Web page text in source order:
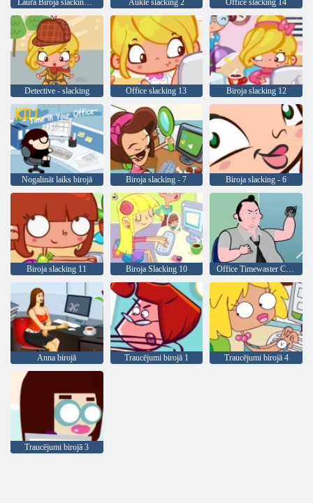
Detective - slacking Office slacking 13 Biroja slacking 12
Nogalināt laiks birojā Biroja slacking - 7 Biroja slacking - 6
Biroja slacking 11 Biroja Slacking 10 Office Timewaster Champion
Anna birojā Traucējumi birojā 1 Traucējumi birojā 4
Traucējumi birojā 3